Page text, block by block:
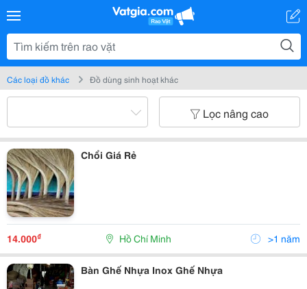
Các loại đồ khác Đồ dùng sinh hoạt khác
Lọc nâng cao
Chổi Giá Rẻ
14.000₫ Hồ Chí Minh >1 năm
Bàn Ghế Nhựa Inox Ghế Nhựa